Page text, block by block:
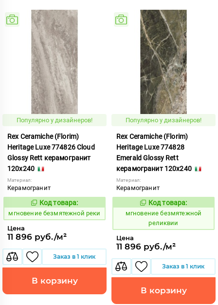
Популярно у дизайнеров!
Rex Ceramiche (Florim)
Heritage Luxe 774826 Cloud
Glossy Rett керамогранит
120x240
Материал:
Керамогранит
938079
Код товара:
мгновение безмятежной реки
Цена
11 896 руб./м²
Заказ в 1 клик
В корзину
Популярно у дизайнеров!
Rex Ceramiche (Florim)
Heritage Luxe 774828
Emerald Glossy Rett
керамогранит 120x240
Материал:
Керамогранит
938080
Код товара:
мгновение безмятежной
реликвии
Цена
11 896 руб./м²
Заказ в 1 клик
В корзину